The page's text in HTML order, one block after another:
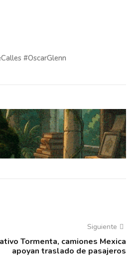
#OscarGlenn
Siguiente
Tormenta, camiones Mexica
apoyan traslado de pasajeros